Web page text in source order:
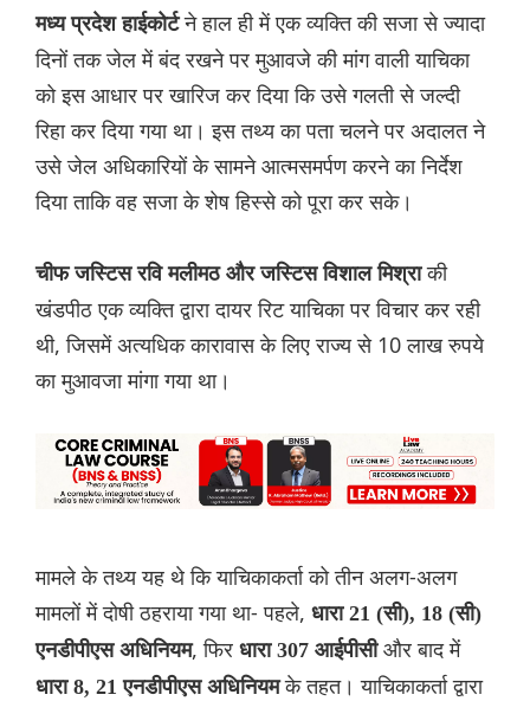
मध्य प्रदेश हाईकोर्टने हाल ही में एक व्यक्ति की सजा से ज्यादा
दिनों तक जेल में बंद रखने पर मुआवजे की मांग वाली याचिका
को इस आधार पर खारिज कर दिया कि उसे गलती से जल्दी
रिहा कर दिया गया था। इस तथ्य का पता चलने पर अदालत ने
उसे जेल अधिकारियों के सामने आत्मसमर्पण करने का निर्देश
दिया ताकि वह सजा के शेष हिस्से को पूरा कर सके।
चीफ जस्टिस रवि मलीमठ और जस्टिस विशाल मिश्राकी
खंडपीठ एक व्यक्ति द्वारा दायर रिट याचिका पर विचार कर रही
थी, जिसमें अत्यधिक कारावास के लिए राज्य से 10 लाख रुपये
का मुआवजा मांगा गया था।
मामले के तथ्य यह थे कि याचिकाकर्ता को तीन अलग-अलग
मामलों में दोषी ठहराया गया था- पहले, धारा 21 (सी), 18 (सी)
एनडीपीएस अधिनियम, फिर धारा 307 आईपीसी और बाद में
धारा 8, 21 एनडीपीएस अधिनियमके तहत। याचिकाकर्ता द्वारा